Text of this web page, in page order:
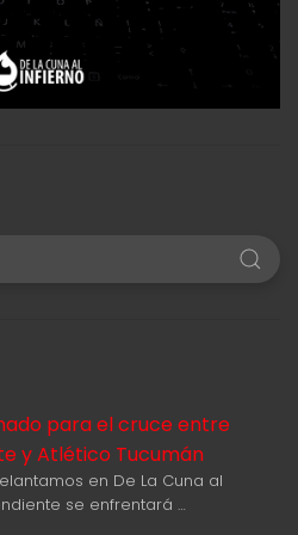
para el cruce entre
y Atlético Tucumán
en De La Cuna al
se enfrentará …